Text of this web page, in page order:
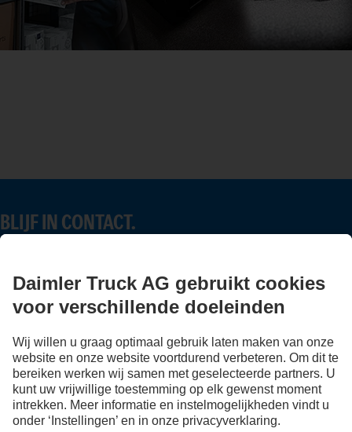
BLIJF IN CONTACT.
Ontdek Mercedes-Benz Trucks op onze digitale kanalen.
FOLLOW THE ROADSTARS.
Deel nu ervaringen met andere truckers.